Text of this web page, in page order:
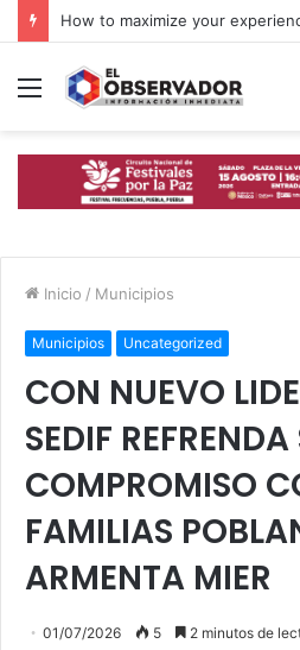
Menú
Inicio / Municipios
Municipios Uncategorized
CON NUEVO
SEDIF REFRENDA
COMPROMISO
FAMILIAS
ARMENTA MIER
01/07/2026 5 2 minutos de